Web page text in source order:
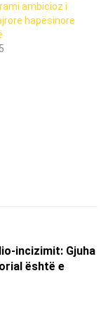
ambicioz i
hapësinore
incizimit: Gjuha
është e